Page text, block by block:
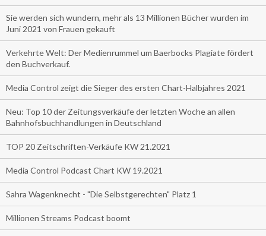
Sie werden sich wundern, mehr als 13 Millionen Bücher wurden im
Juni 2021 von Frauen gekauft
Verkehrte Welt: Der Medienrummel um Baerbocks Plagiate fördert
den Buchverkauf.
Media Control zeigt die Sieger des ersten Chart-Halbjahres 2021
Neu: Top 10 der Zeitungsverkäufe der letzten Woche an allen
Bahnhofsbuchhandlungen in Deutschland
TOP 20 Zeitschriften-Verkäufe KW 21.2021
Media Control Podcast Chart KW 19.2021
Sahra Wagenknecht - "Die Selbstgerechten" Platz 1
Millionen Streams Podcast boomt